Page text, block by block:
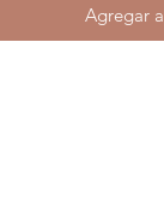
Agregar